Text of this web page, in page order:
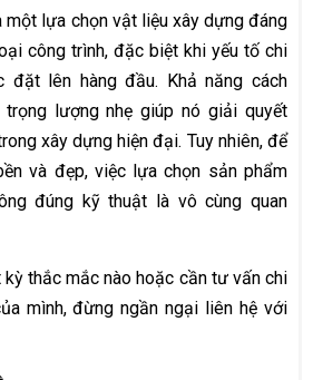
một lựa chọn vật liệu xây dựng đáng
công trình, đặc biệt khi yếu tố chi
lên hàng đầu. Khả năng cách
trọng lượng nhẹ giúp nó giải quyết
xây dựng hiện đại. Tuy nhiên, để
và đẹp, việc lựa chọn sản phẩm
đúng kỹ thuật là vô cùng quan
kỳ thắc mắc nào hoặc cần tư vấn chi
mình, đừng ngần ngại liên hệ với